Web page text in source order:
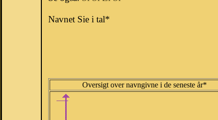
Navnet Sie i tal*
Oversigt over navngivne i de seneste år*